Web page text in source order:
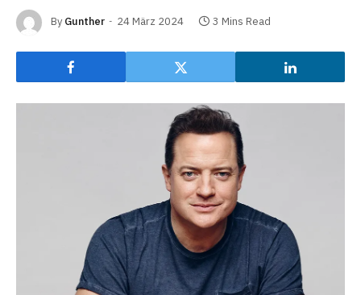
By Gunther 24 März 2024 3 Mins Read